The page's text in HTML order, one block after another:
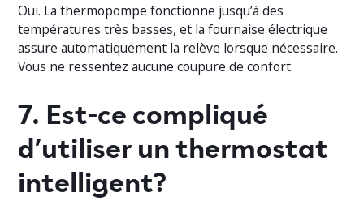
Oui. La thermopompe fonctionne jusqu’à des
températures très basses, et la fournaise électrique
assure automatiquement la relève lorsque nécessaire.
Vous ne ressentez aucune coupure de confort.
7. Est-ce compliqué
d’utiliser un thermostat
intelligent?